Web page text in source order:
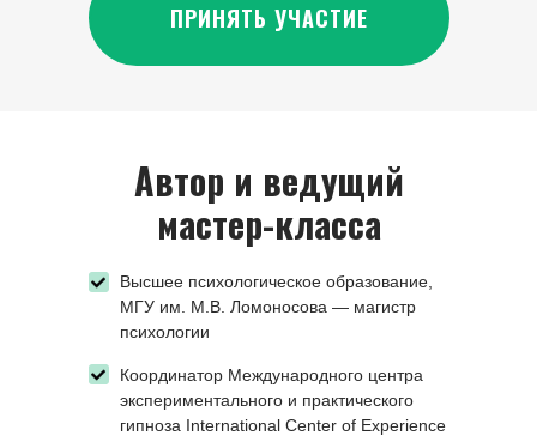
ПРИНЯТЬ УЧАСТИЕ
Автор и ведущий
мастер-класса
Высшее психологическое образование,
МГУ им. М.В. Ломоносова — магистр
психологии
Координатор Международного центра
экспериментального и практического
гипноза International Center of Experience